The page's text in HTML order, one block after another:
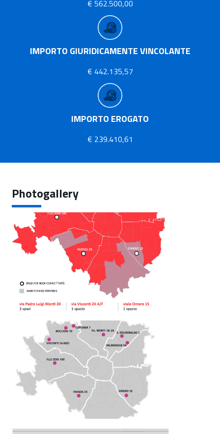
€ 562.500,00
IMPORTO GIURIDICAMENTE VINCOLANTE
€ 442.135,57
IMPORTO EROGATO
€ 239.410,61
Photogallery